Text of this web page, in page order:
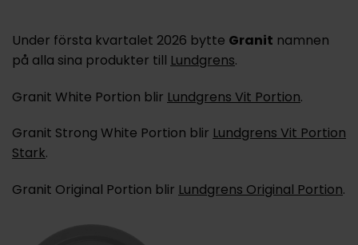
Under första kvartalet 2026 bytte Granit namnen
på alla sina produkter till Lundgrens.
Granit White Portion blir Lundgrens Vit Portion.
Granit Strong White Portion blir Lundgrens Vit Portion
Stark.
Granit Original Portion blir Lundgrens Original Portion.